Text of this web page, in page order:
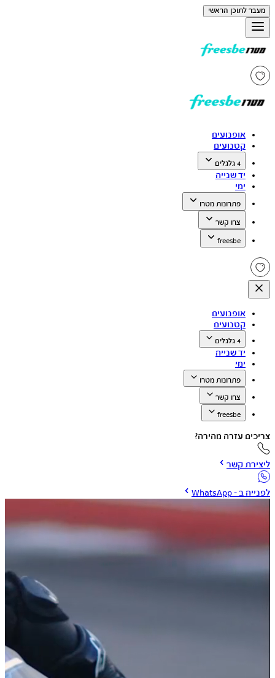
מעבר לתוכן הראשי
אופנועים
קטנועים
4 גלגלים
יד שנייה
ימי
פתרונות מטרו
צרו קשר
freesbe
אופנועים
קטנועים
4 גלגלים
יד שנייה
ימי
פתרונות מטרו
צרו קשר
freesbe
צריכים עזרה מהירה?
ליצירת קשר
לפנייה ב - WhatsApp